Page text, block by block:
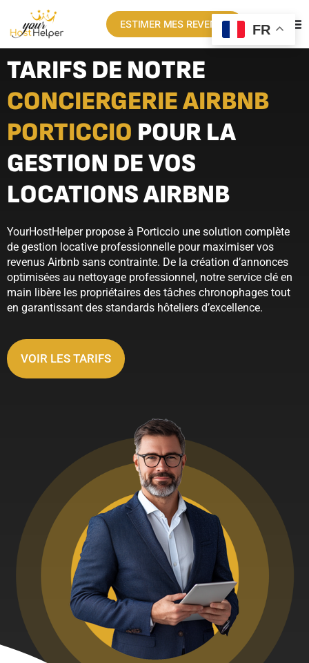
ESTIMER MES REVENUS
TARIFS DE NOTRE
CONCIERGERIE AIRBNB
PORTICCIO POUR LA
GESTION DE VOS
LOCATIONS AIRBNB
YourHostHelper propose à Porticcio une solution complète
de gestion locative professionnelle pour maximiser vos
revenus Airbnb sans contrainte. De la création d’annonces
optimisées au nettoyage professionnel, notre service clé en
main libère les propriétaires des tâches chronophages tout
en garantissant des standards hôteliers d’excellence.
VOIR LES TARIFS
FR